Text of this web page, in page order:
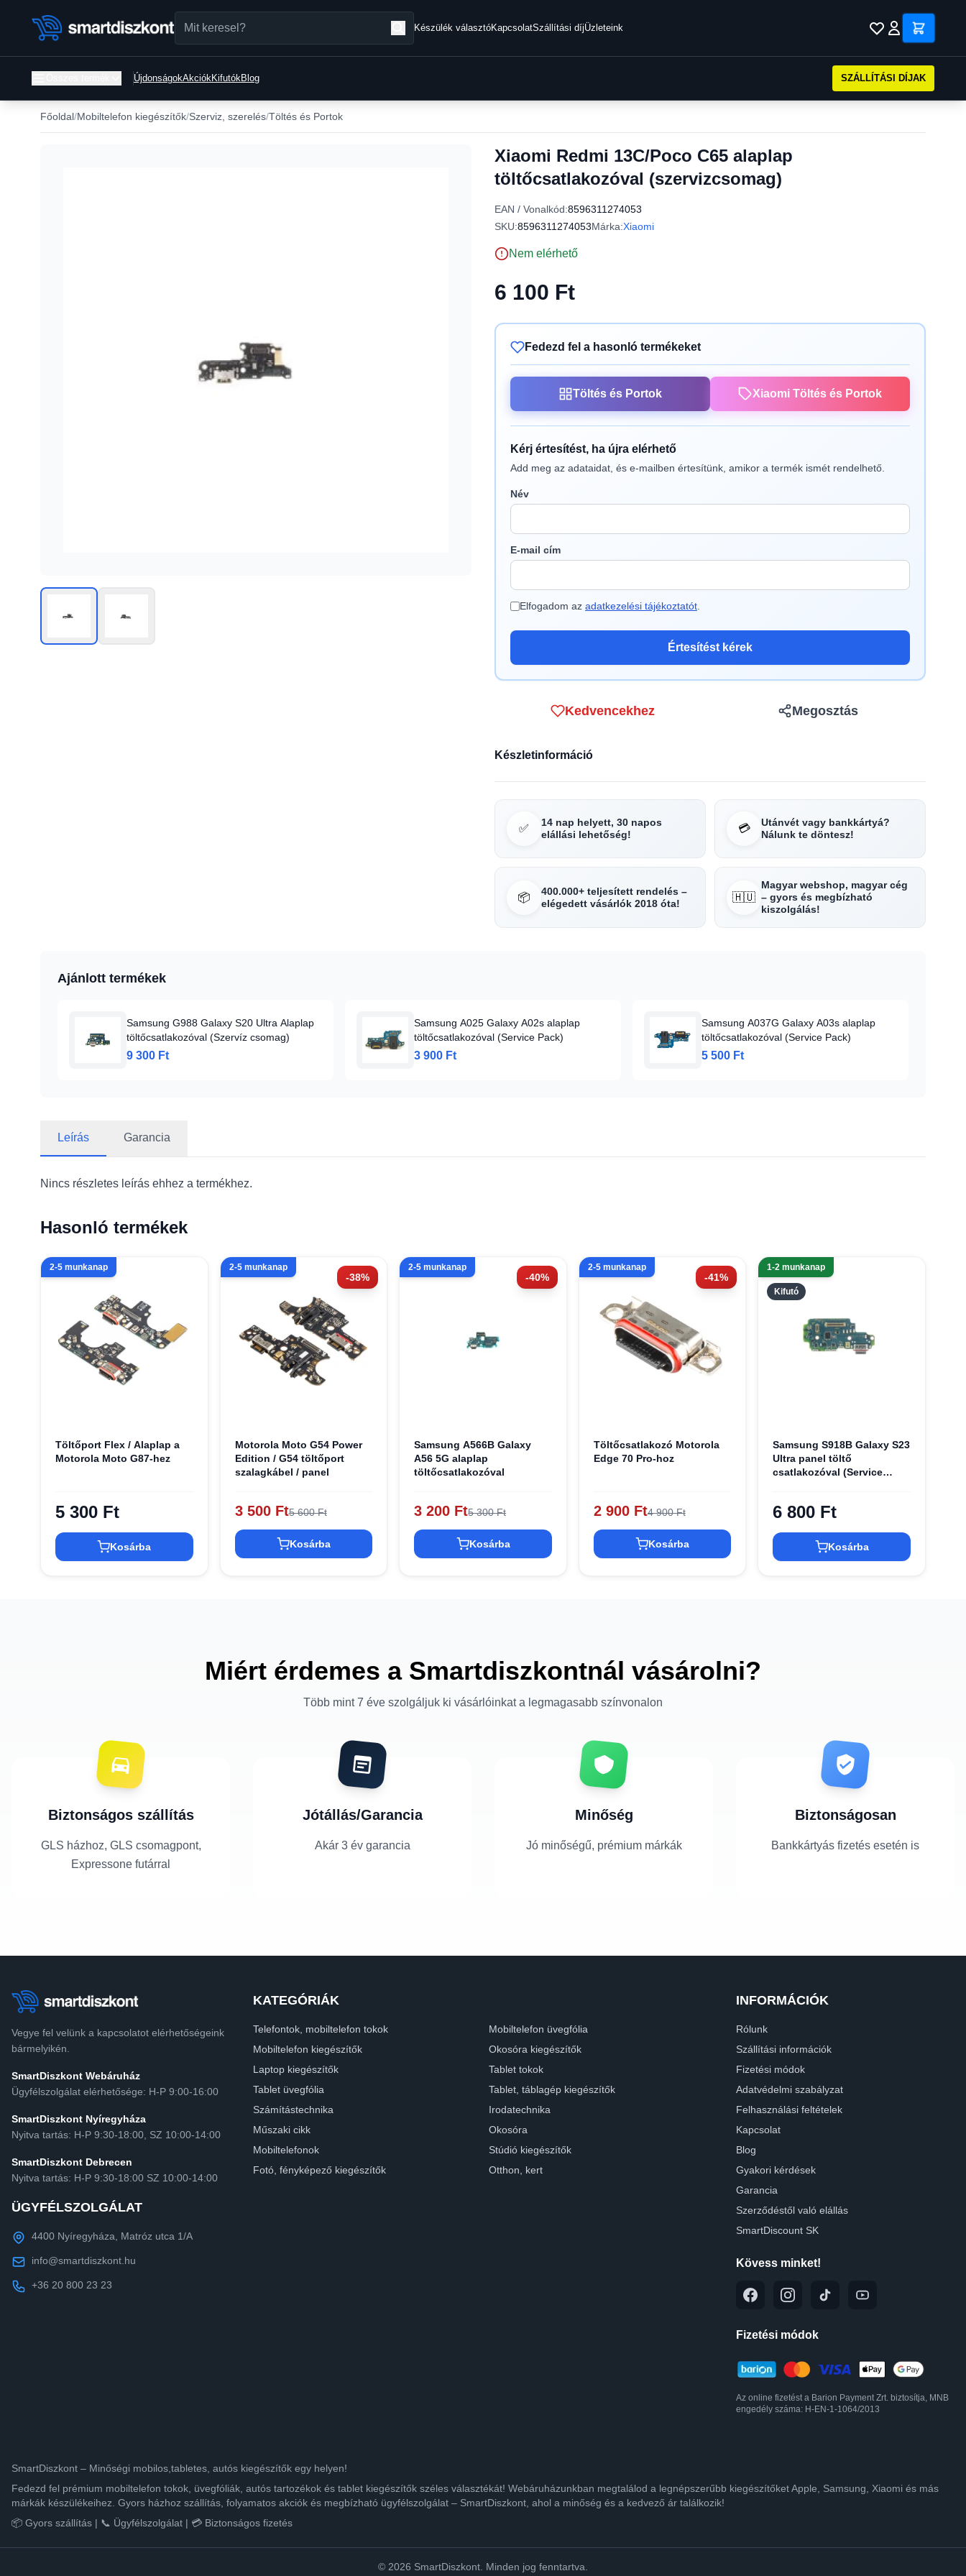
Készülék választóKapcsolatSzállítási díjÜzleteink
ÚjdonságokAkciókKifutókBlog SZÁLLÍTÁSI DÍJAK
Főoldal Mobiltelefon kiegészítők Szerviz, szerelés Töltés és Portok
Xiaomi Redmi 13C/Poco C65 alaplap
töltőcsatlakozóval (szervizcsomag)
EAN / Vonalkód:8596311274053
SKU:8596311274053Márka:Xiaomi
Nem elérhető
6 100 Ft
Fedezd fel a hasonló termékeket
Töltés és Portok Xiaomi Töltés és Portok
Kérj értesítést, ha újra elérhető
Add meg az adataidat, és e-mailben értesítünk, amikor a termék ismét rendelhető.
Név
E-mail cím
Elfogadom az adatkezelési tájékoztatót
Értesítést kérek
Kedvencekhez Megosztás
Készletinformáció
✅
14 nap helyett, 30 napos
elállási lehetőség!
💳
Utánvét vagy bankkártyá?
Nálunk te döntesz!
📦
400.000+ teljesített rendelés –
elégedett vásárlók 2018 óta!
🇭🇺
Magyar webshop, magyar cég
– gyors és megbízható
kiszolgálás!
Ajánlott termékek
Samsung G988 Galaxy S20 Ultra Alaplap
töltőcsatlakozóval (Szervíz csomag)
9 300 Ft
Samsung A025 Galaxy A02s alaplap
töltőcsatlakozóval (Service Pack)
3 900 Ft
Samsung A037G Galaxy A03s alaplap
töltőcsatlakozóval (Service Pack)
5 500 Ft
Leírás Garancia
Nincs részletes leírás ehhez a termékhez.
Hasonló termékek
2-5 munkanap
Töltőport Flex / Alaplap a
Motorola Moto G87-hez
5 300 Ft
Kosárba
-38%
2-5 munkanap
Motorola Moto G54 Power
Edition / G54 töltőport
szalagkábel / panel
3 500 Ft5 600 Ft
Kosárba
-40%
2-5 munkanap
Samsung A566B Galaxy
A56 5G alaplap
töltőcsatlakozóval
3 200 Ft5 300 Ft
Kosárba
-41%
2-5 munkanap
Töltőcsatlakozó Motorola
Edge 70 Pro-hoz
2 900 Ft4 900 Ft
Kosárba
Kifutó
1-2 munkanap
Samsung S918B Galaxy S23
Ultra panel töltő
csatlakozóval (Service
6 800 Ft
Kosárba
Miért érdemes a Smartdiszkontnál vásárolni?
Több mint 7 éve szolgáljuk ki vásárlóinkat a legmagasabb színvonalon
Biztonságos szállítás
GLS házhoz, GLS csomagpont,
Expressone futárral
Jótállás/Garancia
Akár 3 év garancia
Minőség
Jó minőségű, prémium márkák
Biztonságosan
Bankkártyás fizetés esetén is
Vegye fel velünk a kapcsolatot elérhetőségeink
bármelyikén.
SmartDiszkont Webáruház
Ügyfélszolgálat elérhetősége: H-P 9:00-16:00
SmartDiszkont Nyíregyháza
Nyitva tartás: H-P 9:30-18:00, SZ 10:00-14:00
SmartDiszkont Debrecen
Nyitva tartás: H-P 9:30-18:00 SZ 10:00-14:00
ÜGYFÉLSZOLGÁLAT
4400 Nyíregyháza, Matróz utca 1/A
info@smartdiszkont.hu
+36 20 800 23 23
KATEGÓRIÁK
Telefontok, mobiltelefon tokok
Mobiltelefon üvegfólia
Mobiltelefon kiegészítők
Okosóra kiegészítők
Laptop kiegészítők
Tablet tokok
Tablet üvegfólia
Tablet, táblagép kiegészítők
Számítástechnika
Irodatechnika
Műszaki cikk
Okosóra
Mobiltelefonok
Stúdió kiegészítők
Fotó, fényképező kiegészítők
Otthon, kert
INFORMÁCIÓK
Rólunk
Szállítási információk
Fizetési módok
Adatvédelmi szabályzat
Felhasználási feltételek
Kapcsolat
Blog
Gyakori kérdések
Garancia
Szerződéstől való elállás
SmartDiscount SK
Kövess minket!
Fizetési módok
Az online fizetést a Barion Payment Zrt. biztosítja, MNB
engedély száma: H-EN-1-1064/2013
SmartDiszkont – Minőségi mobilos,tabletes, autós kiegészítők egy helyen!
Fedezd fel prémium mobiltelefon tokok, üvegfóliák, autós tartozékok és tablet kiegészítők széles választékát! Webáruházunkban megtalálod a legnépszerűbb kiegészítőket Apple, Samsung, Xiaomi és más
márkák készülékeihez. Gyors házhoz szállítás, folyamatos akciók és megbízható ügyfélszolgálat – SmartDiszkont, ahol a minőség és a kedvező ár találkozik!
📦 Gyors szállítás | 📞 Ügyfélszolgálat | 💳 Biztonságos fizetés
© 2026 SmartDiszkont. Minden jog fenntartva.